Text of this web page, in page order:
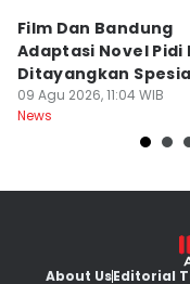
Film Dan Bandung
Adaptasi Novel Pidi
Ditayangkan
Jogja
09 Agu 2026, 11:04 WIB
News
About UsEditorial